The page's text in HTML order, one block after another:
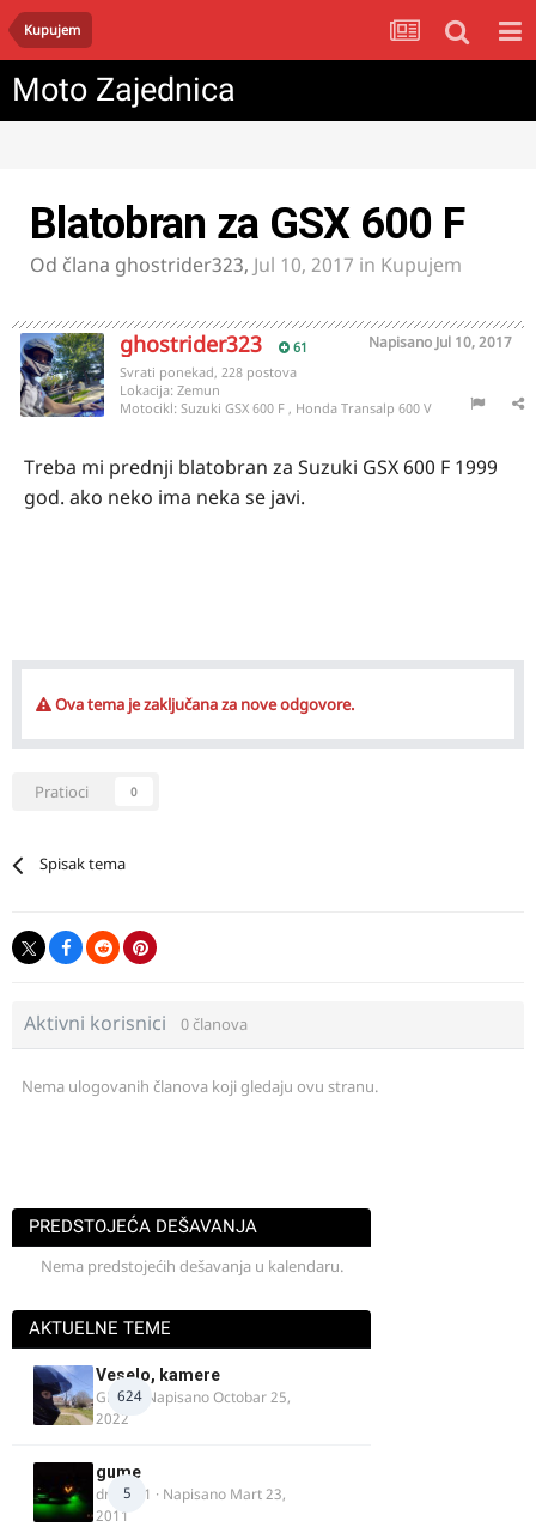
Kupujem
Moto Zajednica
Blatobran za GSX 600 F
Od člana ghostrider323, Jul 10, 2017 in Kupujem
ghostrider323 61 Napisano Jul 10, 2017
Svrati ponekad, 228 postova
Lokacija: Zemun
Motocikl: Suzuki GSX 600 F , Honda Transalp 600 V
Treba mi prednji blatobran za Suzuki GSX 600 F 1999
god. ako neko ima neka se javi.
Ova tema je zaključana za nove odgovore.
Pratioci 0
Spisak tema
Aktivni korisnici 0 članova
Nema ulogovanih članova koji gledaju ovu stranu.
PREDSTOJEĆA DEŠAVANJA
Nema predstojećih dešavanja u kalendaru.
AKTUELNE TEME
624
Veselo, kamere
GR 46· NapisanoOctobar 25,
2022
5
gume
dragan1 · Napisano Mart 23,
2011